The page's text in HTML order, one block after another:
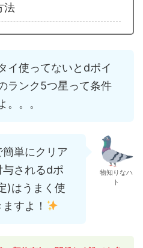
法
イ使ってないとdポイ
ランク5つ星って条件
。。。
単にクリア
されるdポ
)はうまく使
すよ！
物知りなハ
ト